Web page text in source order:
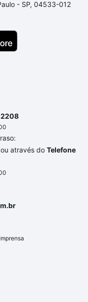
portal quanto
seus sonhos com
até as
- SP, 04533-012
2208
ou através do Telefone